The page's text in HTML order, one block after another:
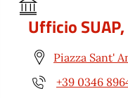
Ufficio
Piazza Sant'
+39 0346